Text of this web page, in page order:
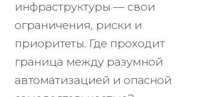
инфраструктуры — свои
ограничения, риски и
приоритеты. Где проходит
граница между разумной
автоматизацией и опасной